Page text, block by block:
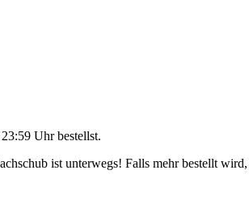
23:59 Uhrbestellst.
ist unterwegs! Falls mehr bestellt